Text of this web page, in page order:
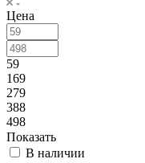
Цена
59
169
279
388
498
Показать
В наличии